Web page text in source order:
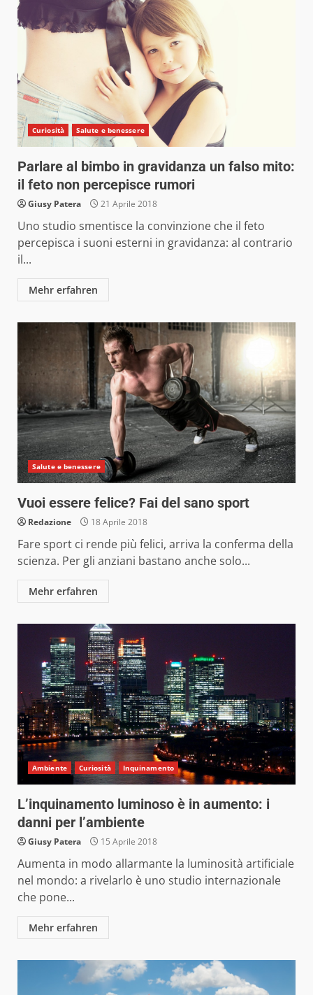
Curiosità Salute e benessere
Parlare al bimbo in gravidanza un falso mito:
il feto non percepisce rumori
Giusy Patera 21 Aprile 2018
Uno studio smentisce la convinzione che il feto
percepisca i suoni esterni in gravidanza: al contrario
il...
Mehr erfahren
Salute e benessere
Vuoi essere felice? Fai del sano sport
Redazione 18 Aprile 2018
Fare sport ci rende più felici, arriva la conferma della
scienza. Per gli anziani bastano anche solo...
Mehr erfahren
Ambiente Curiosità Inquinamento
L’inquinamento luminoso è in aumento: i
danni per l’ambiente
Giusy Patera 15 Aprile 2018
Aumenta in modo allarmante la luminosità artificiale
nel mondo: a rivelarlo è uno studio internazionale
che pone...
Mehr erfahren